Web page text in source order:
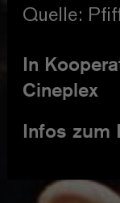
Quelle:
In
Cineplex
Infos zum
Länge 118